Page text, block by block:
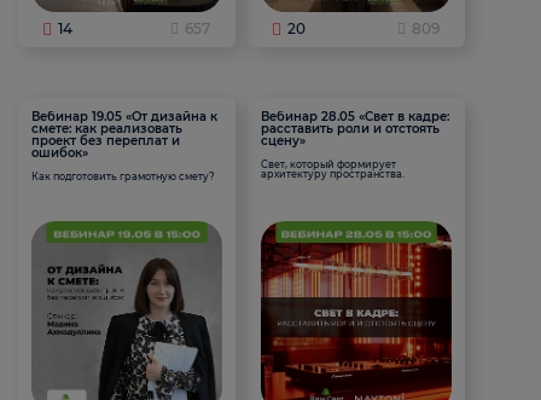
14 657 20 809
Вебинар 19.05 «От дизайна к
смете: как реализовать
проект без переплат и
ошибок»
Как подготовить грамотную смету?
Вебинар 28.05 «Свет в кадре:
расставить роли и отстоять
сцену»
Свет, который формирует
архитектуру пространства.